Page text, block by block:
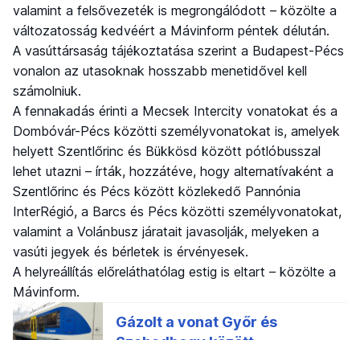
valamint a felsővezeték is megrongálódott – közölte a
változatosság kedvéért a Mávinform péntek délután.
A vasúttársaság tájékoztatása szerint a Budapest-Pécs
vonalon az utasoknak hosszabb menetidővel kell
számolniuk.
A fennakadás érinti a Mecsek Intercity vonatokat és a
Dombóvár-Pécs közötti személyvonatokat is, amelyek
helyett Szentlőrinc és Bükkösd között pótlóbusszal
lehet utazni – írták, hozzátéve, hogy alternatívaként a
Szentlőrinc és Pécs között közlekedő Pannónia
InterRégió, a Barcs és Pécs közötti személyvonatokat,
valamint a Volánbusz járatait javasolják, melyeken a
vasúti jegyek és bérletek is érvényesek.
A helyreállítás előreláthatólag estig is eltart – közölte a
Mávinform.